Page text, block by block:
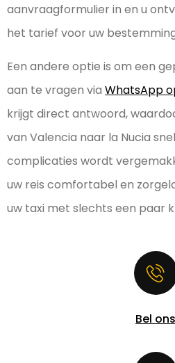
aanvraagformulier in en u
het tarief voor uw
Een andere optie is om een
aan te vragen via WhatsApp
krijgt direct antwoord,
van Valencia naar la Nucia
complicaties wordt
uw reis comfortabel en
uw taxi met slechts een paar
Bel ons